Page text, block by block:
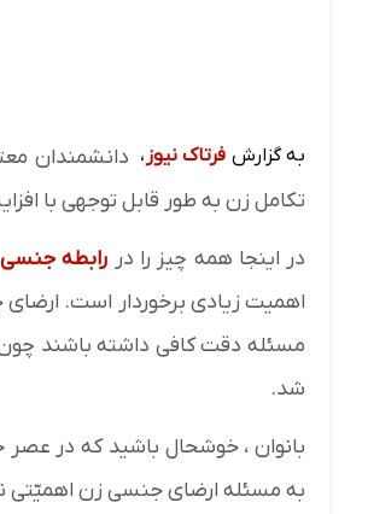
به گزارش فرتاک نیوز ، دانشمندان
تکامل زن به طور قابل توجهی با
در اینجا همه چیز را در رابطه جنسی
اهمیت زیادی برخوردار است. ارضای
مسئله دقت کافی داشته باشند
شد.
به مسئله ارضای جنسی زن اهمیّتی